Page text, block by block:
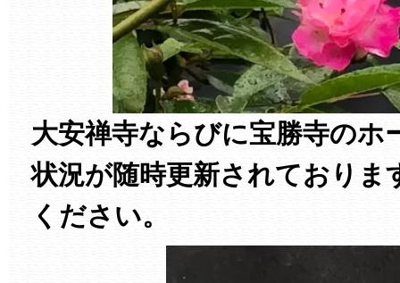
大安禅寺ならびに宝勝寺のホ
状況が随時更新されておりま
ください。